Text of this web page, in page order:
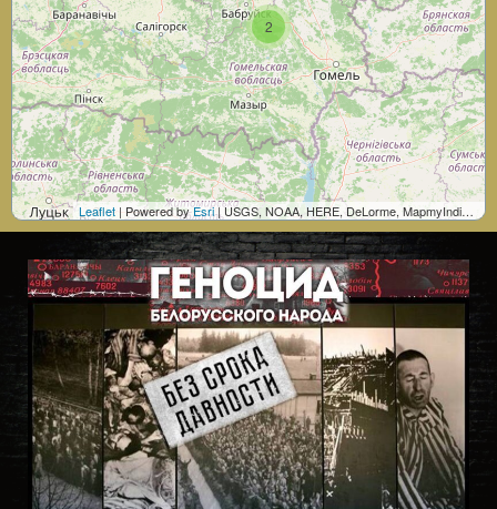
2
Leaflet | Powered byEsri|USGS, NOAA, HERE, DeLorme, MapmyIndia, © OpenStreetMap contributors